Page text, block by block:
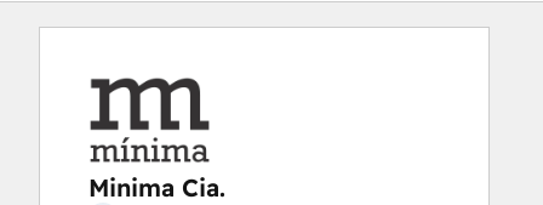
Minima Cia.